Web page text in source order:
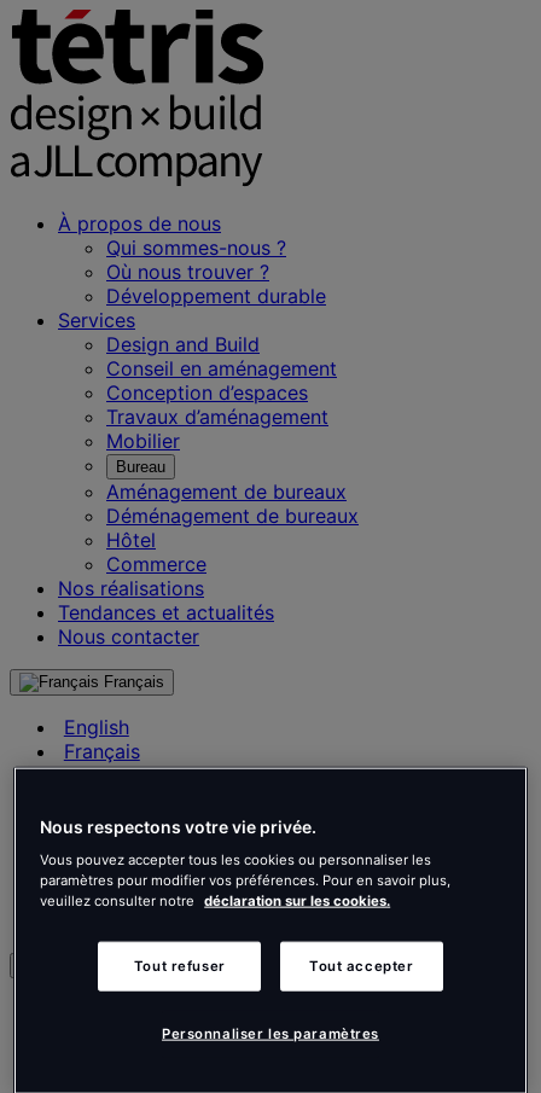
À propos de nous
Qui sommes-nous ?
Où nous trouver ?
Développement durable
Services
Design and Build
Conseil en aménagement
Conception d’espaces
Travaux d’aménagement
Mobilier
Bureau
Aménagement de bureaux
Déménagement de bureaux
Hôtel
Commerce
Nos réalisations
Tendances et actualités
Nous contacter
Français
English
Français
Deutsch
Español
Português
Português
Nous respectons votre vie privée.
Vous pouvez accepter tous les cookies ou personnaliser les
paramètres pour modifier vos préférences. Pour en savoir plus,
veuillez consulter notre
déclaration sur les cookies.
Tout refuser Tout accepter
Personnaliser les paramètres